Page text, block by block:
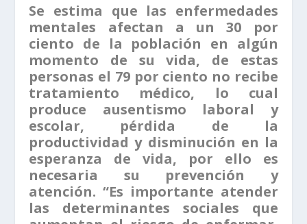
Se estima que las enfermedades
mentales afectan a un 30 por
ciento de la población en algún
momento de su vida, de estas
personas el 79 por ciento no recibe
tratamiento médico, lo cual
produce ausentismo laboral y
escolar, pérdida de la
productividad y disminución en la
esperanza de vida, por ello es
necesaria su prevención y
atención. “Es importante atender
las determinantes sociales que